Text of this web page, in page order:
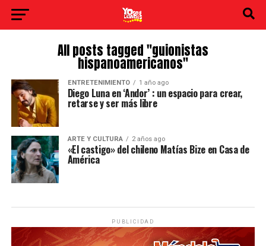
All posts tagged "guionistas
hispanoamericanos"
ENTRETENIMIENTO 1 año ago
Diego Luna en ‘Andor’ : un espacio para crear,
retarse y ser más libre
ARTE Y CULTURA 2 años ago
«El castigo» del chileno Matías Bize en Casa de
América
PUBLICIDAD